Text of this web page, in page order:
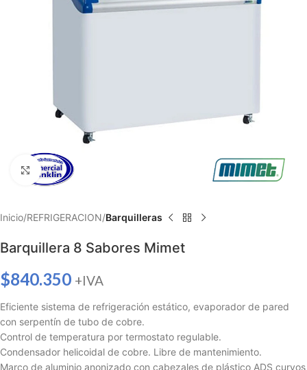
Haga clic para ampliar
Inicio REFRIGERACION Barquilleras
Barquillera 8 Sabores Mimet
$840.350 +IVA
Eficiente sistema de refrigeración estático, evaporador de pared
con serpentín de tubo de cobre.
Control de temperatura por termostato regulable.
Condensador helicoidal de cobre. Libre de mantenimiento.
Marco de aluminio anonizado con cabezales de plástico ADS curvos